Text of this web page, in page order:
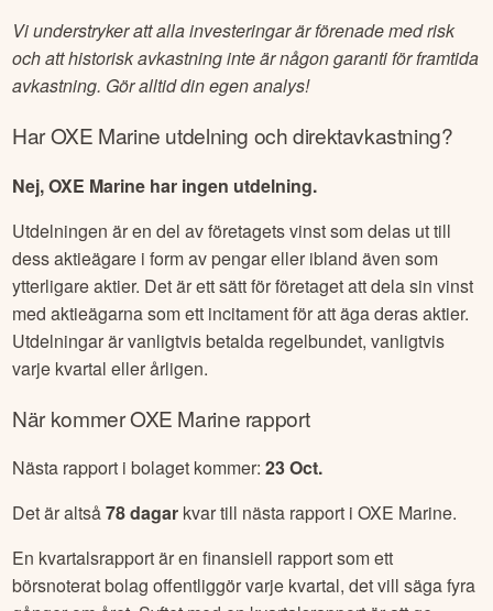
Vi understryker att alla investeringar är förenade med risk
och att historisk avkastning inte är någon garanti för framtida
avkastning. Gör alltid din egen analys!
HarOXE Marine utdelning och direktavkastning?
Nej, OXE Marine har ingen utdelning.
Utdelningen är en del av företagets vinst som delas ut till
dess aktieägare i form av pengar eller ibland även som
ytterligare aktier. Det är ett sätt för företaget att dela sin vinst
med aktieägarna som ett incitament för att äga deras aktier.
Utdelningar är vanligtvis betalda regelbundet, vanligtvis
varje kvartal eller årligen.
När kommerOXE Marine rapport
Nästa rapport i bolaget kommer:23 Oct.
Det är altså78dagar kvar till nästa rapport iOXE Marine.
En kvartalsrapport är en finansiell rapport som ett
börsnoterat bolag offentliggör varje kvartal, det vill säga fyra